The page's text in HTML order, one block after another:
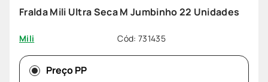
Fralda Mili Ultra Seca M Jumbinho 22 Unidades
Mili Cód: 731435
Preço PP